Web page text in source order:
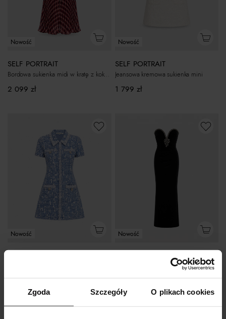
Zgoda Szczegóły O plikach cookies
Nowość
SELF PORTRAIT
Bordowa sukienka midi w kratę z kokardą
2 099 zł
Nowość
SELF PORTRAIT
Jeansowa kremowa sukienka mini
1 799 zł
Nowość
1 899zł
Nowość
Czarna aksamitna sukienka maxi
2 499zł